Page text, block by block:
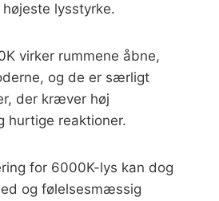
lysstyrke.
virker rummene åbne,
og de er særligt
der kræver høj
hurtige reaktioner.
for 6000K-lys kan dog
og følelsesmæssig